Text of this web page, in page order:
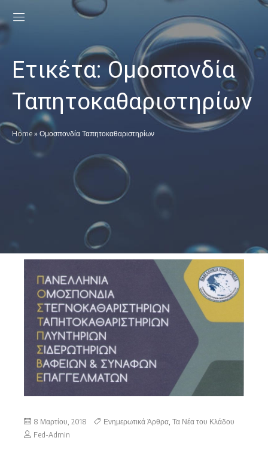
Ετικέτα:Ομοσπονδία
Ταπητοκαθαριστηρίων
Home » Ομοσπονδία Ταπητοκαθαριστηρίων
8 Μαρτίου, 2018 Ενημερωτικά Άρθρα, Τα Νέα του Κλάδου
Fed-Admin